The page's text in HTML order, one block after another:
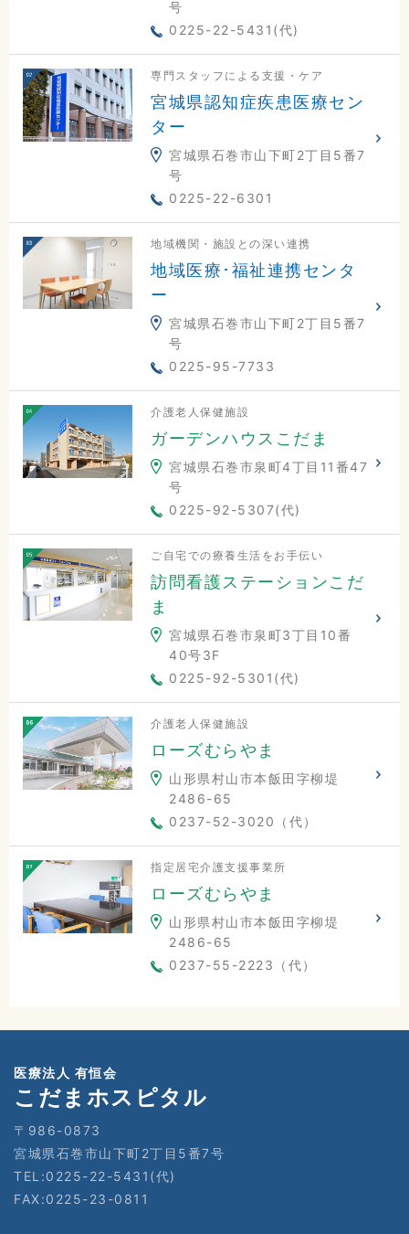
号
0225-22-5431(代)
専門スタッフによる支援・ケア
宮城県認知症疾患医療セン
ター
宮城県石巻市山下町2丁目5番7
号
0225-22-6301
地域機関・施設との深い連携
地域医療･福祉連携センタ
ー
宮城県石巻市山下町2丁目5番7
号
0225-95-7733
介護老人保健施設
ガーデンハウスこだま
宮城県石巻市泉町4丁目11番47
号
0225-92-5307(代)
ご自宅での療養生活をお手伝い
訪問看護ステーションこだ
ま
宮城県石巻市泉町3丁目10番
40号3F
0225-92-5301(代)
介護老人保健施設
ローズむらやま
山形県村山市本飯田字柳堤
2486-65
0237-52-3020（代）
指定居宅介護支援事業所
ローズむらやま
山形県村山市本飯田字柳堤
2486-65
0237-55-2223（代）
医療法人 有恒会
こだまホスピタル
〒986-0873
宮城県石巻市山下町2丁目5番7号
TEL:0225-22-5431(代)
FAX:0225-23-0811